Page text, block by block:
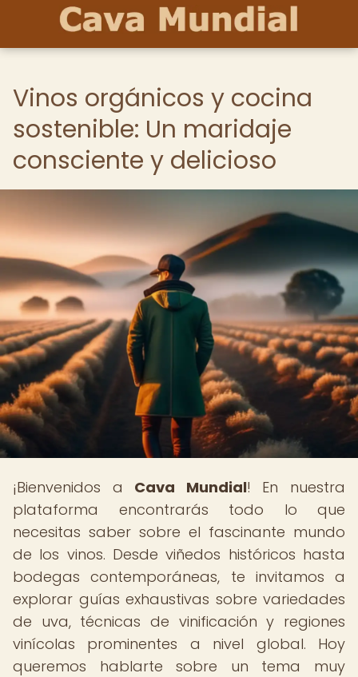
Vinos orgánicos y cocina
sostenible: Un maridaje
consciente y delicioso
¡Bienvenidos a Cava Mundial! En nuestra
plataforma encontrarás todo lo que
necesitas saber sobre el fascinante mundo
de los vinos. Desde viñedos históricos hasta
bodegas contemporáneas, te invitamos a
explorar guías exhaustivas sobre variedades
de uva, técnicas de vinificación y regiones
vinícolas prominentes a nivel global. Hoy
queremos hablarte sobre un tema muy